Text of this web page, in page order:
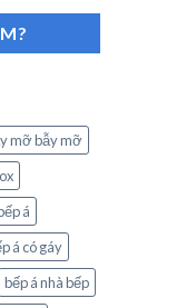
mỡ bẫy mỡ
á
á có gáy
bếp á nhà bếp